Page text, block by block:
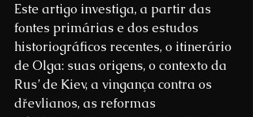
Este artigo investiga, a partir das
fontes primárias e dos estudos
historiográficos recentes, o itinerário
de Olga: suas origens, o contexto da
Rus’ de Kiev, a vingança contra os
dřevlianos, as reformas